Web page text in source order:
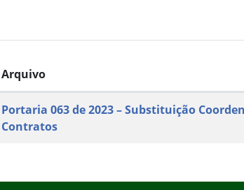
Arquivo
Portaria 063 de 2023 – Substituição
Contratos